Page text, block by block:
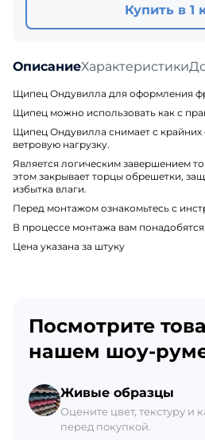
ОписаниеХарактеристики
Щипец Ондувилла для оформления
Щипец можно использовать как с
Щипец Ондувилла снимает с
ветровую нагрузку.
Является логическим завершением
этом закрывает торцы обрешетки,
избытка влаги.
Перед монтажом ознакомьтесь с
В процессе монтажа вам понадобятся
Цена указана за штуку
Купить в 1
Посмотрите
нашем шоу-
Живые образцы
Оцените цвет, текстуру и
перед покупкой.